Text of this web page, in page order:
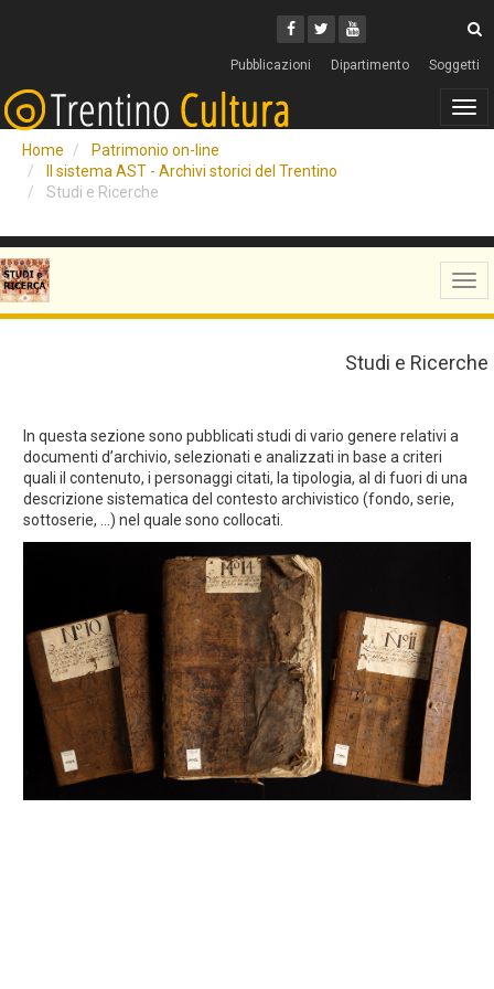
Facebook
Twitter
Youtube
Pubblicazioni Dipartimento Soggetti
Home
Patrimonio on-line
Il sistema AST - Archivi storici del Trentino
Studi e Ricerche
Studi e Ricerche
In questa sezione sono pubblicati studi di vario genere relativi a
documenti d’archivio, selezionati e analizzati in base a criteri
quali il contenuto, i personaggi citati, la tipologia, al di fuori di una
descrizione sistematica del contesto archivistico (fondo, serie,
sottoserie, ...) nel quale sono collocati.